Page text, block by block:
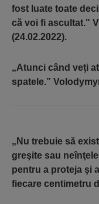
fost luate toate
că voi fi ascultat."
(24.02.2022).
„Atunci când veţi
spatele.”
„Nu trebuie să
greşite sau neînţ
pentru a proteja şi
fiecare centimetru